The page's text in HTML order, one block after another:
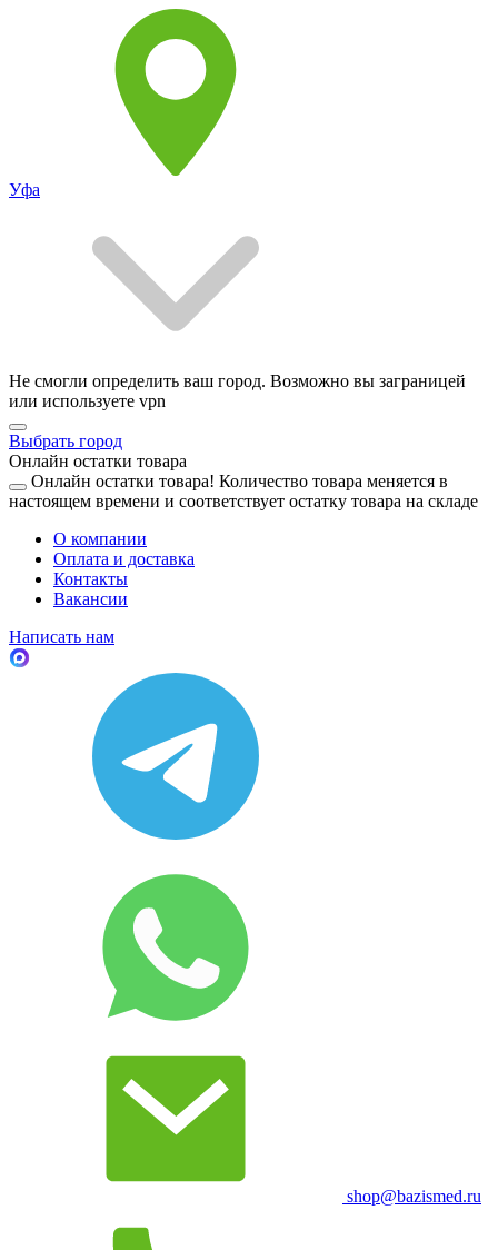
Уфа
Не смогли определить ваш город. Возможно вы заграницей
или используете vpn
Выбрать город
Онлайн остатки товара
Онлайн остатки товара! Количество товара меняется в
настоящем времени и соответствует остатку товара на складе
О компании
Оплата и доставка
Контакты
Вакансии
Написать нам
shop@bazismed.ru